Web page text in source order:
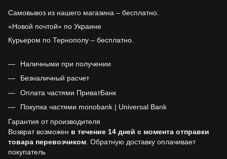
Самовывоз из нашего магазина – бесплатно.
«Новой почтой» по Украине
Курьером по Тернополу – бесплатно.
Наличными при получении
Безналичный расчет
Оплата частями ПриватБанк
Покупка частями monobank | Universal Bank
Гарантия от производителя
Возврат возможен в течение 14 дней с момента отправки
товара перевозчиком . Обратную доставку оплачивает
покупатель